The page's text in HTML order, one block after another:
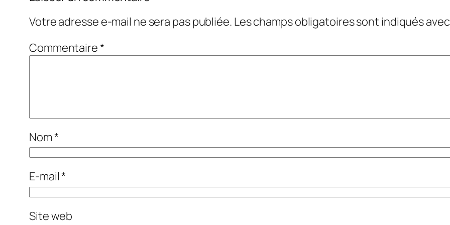
Votre adresse e-mail ne sera pas publiée. Les champs obligatoires sont indiqués
Commentaire*
Nom*
E-mail*
Site web